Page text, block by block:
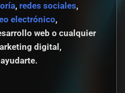
, redes sociales
electrónico
web o cualquier
digital,